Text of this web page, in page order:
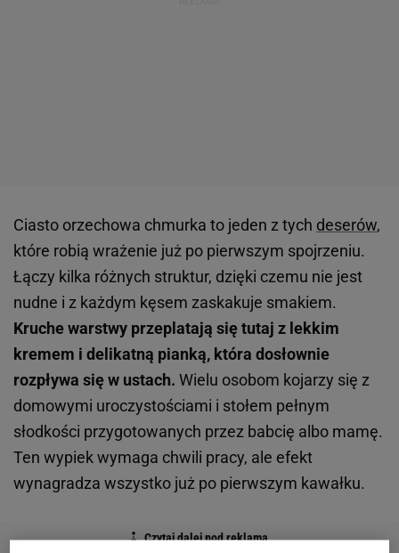
Ciasto orzechowa chmurka to jeden z tych deserów,
które robią wrażenie już po pierwszym spojrzeniu.
Łączy kilka różnych struktur, dzięki czemu nie jest
nudne i z każdym kęsem zaskakuje smakiem.
Kruche warstwy przeplatają się tutaj z lekkim
kremem i delikatną pianką, która dosłownie
rozpływa się w ustach. Wielu osobom kojarzy się z
domowymi uroczystościami i stołem pełnym
słodkości przygotowanych przez babcię albo mamę.
Ten wypiek wymaga chwili pracy, ale efekt
wynagradza wszystko już po pierwszym kawałku.